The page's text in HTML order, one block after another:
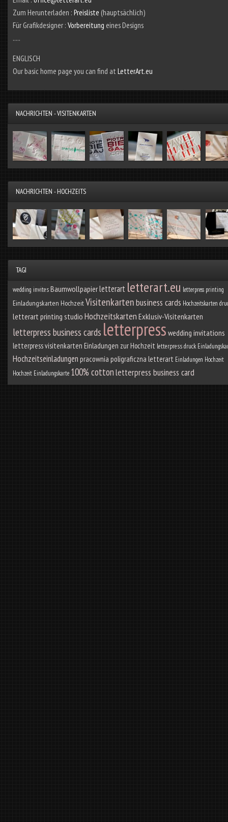
Zum Herunterladen : Preisliste (hauptsächlich)
Für Grafikdesigner : Vorbereitung eines Designs
.....
ENGLISCH
Our basic home page you can find at LetterArt.eu
NACHRICHTEN - VISITENKARTEN
NACHRICHTEN - HOCHZEITS
TAGI
wedding invitesBaumwollpapierletterart letterart.eu letterpress printing
Einladungskarten HochzeitVisitenkartenbusiness cards Hochzeitskarten
letterart printing studio Hochzeitskarten Exklusiv-Visitenkarten
letterpress business cards letterpress wedding invitations
letterpress visitenkarten Einladungen zur Hochzeit letterpress druck
Hochzeitseinladungen pracownia poligraficzna letterart Einladungen Hochzeit
Hochzeit Einladungskarte 100% cottonletterpress business card